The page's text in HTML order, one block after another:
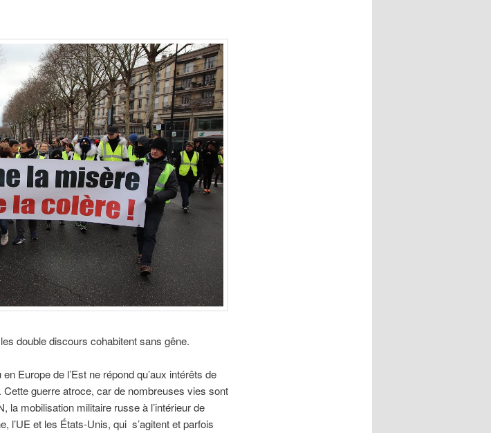
double discours cohabitent sans gêne.
Europe de l’Est ne répond qu’aux intérêts de
guerre atroce, car de nombreuses vies sont
la mobilisation militaire russe à l’intérieur de
l’UE et les États-Unis, qui s’agitent et parfois